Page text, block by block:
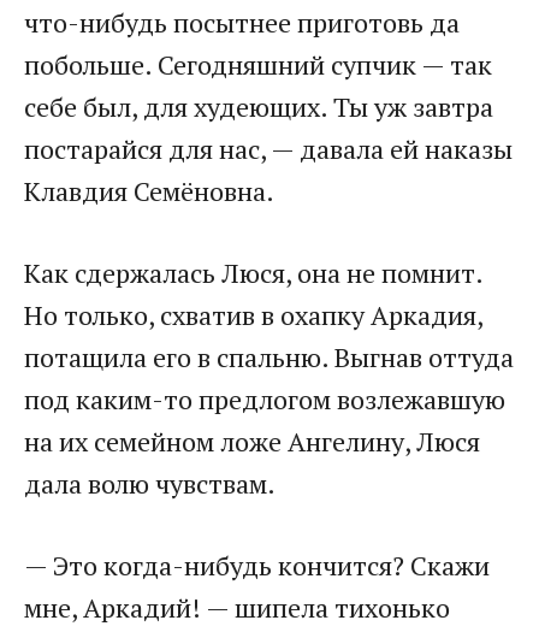
что-нибудь посытнее приготовь да
побольше. Сегодняшний супчик — так
себе был, для худеющих. Ты уж завтра
постарайся для нас, — давала ей наказы
Клавдия Семёновна.​
​Как сдержалась Люся, она не помнит.
Но только, схватив в охапку Аркадия,
потащила его в спальню. Выгнав оттуда
под каким-то предлогом возлежавшую
на их семейном ложе Ангелину, Люся
дала волю чувствам.​
​— Это когда-нибудь кончится? Скажи
мне, Аркадий! — шипела тихонько